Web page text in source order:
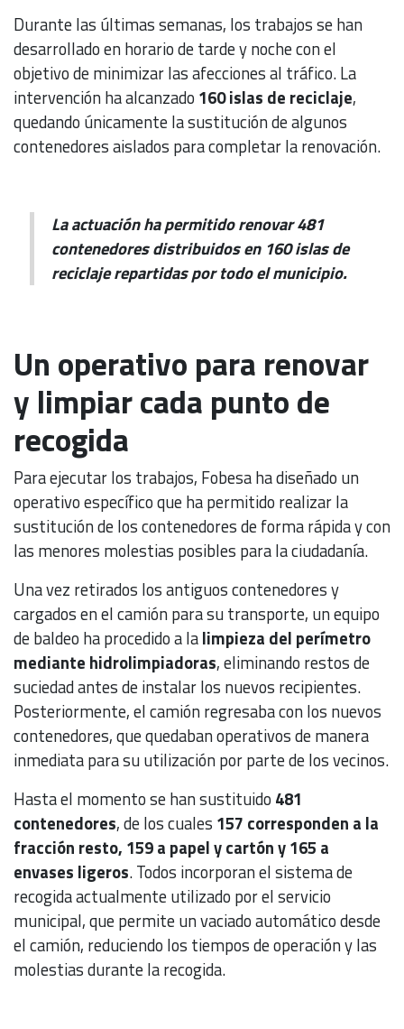
Durante las últimas semanas, los trabajos se han
desarrollado en horario de tarde y noche con el
objetivo de minimizar las afecciones al tráfico. La
intervención ha alcanzado 160 islas de reciclaje,
quedando únicamente la sustitución de algunos
contenedores aislados para completar la renovación.
La actuación ha permitido renovar 481
contenedores distribuidos en 160 islas de
reciclaje repartidas por todo el municipio.
Un operativo para renovar
y limpiar cada punto de
recogida
Para ejecutar los trabajos, Fobesa ha diseñado un
operativo específico que ha permitido realizar la
sustitución de los contenedores de forma rápida y con
las menores molestias posibles para la ciudadanía.
Una vez retirados los antiguos contenedores y
cargados en el camión para su transporte, un equipo
de baldeo ha procedido a lalimpieza del perímetro
mediante hidrolimpiadoras, eliminando restos de
suciedad antes de instalar los nuevos recipientes.
Posteriormente, el camión regresaba con los nuevos
contenedores, que quedaban operativos de manera
inmediata para su utilización por parte de los vecinos.
Hasta el momento se han sustituido 481
contenedores, de los cuales 157 corresponden a la
fracción resto, 159 a papel y cartón y 165 a
envases ligeros. Todos incorporan el sistema de
recogida actualmente utilizado por el servicio
municipal, que permite un vaciado automático desde
el camión, reduciendo los tiempos de operación y las
molestias durante la recogida.